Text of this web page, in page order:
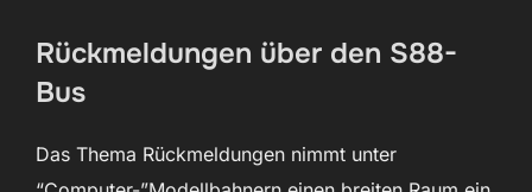
Rückmeldungen über den S88-
Bus
Das Thema Rückmeldungen nimmt unter